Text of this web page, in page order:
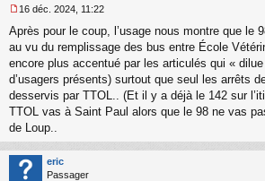
e
s
s
g
e
n
o
n
l
u
16 déc. 2024, 11:22
Après pour le coup, l’usage nous montre que le
au vu du remplissage des bus entre École
encore plus accentué par les articulés qui «
d’usagers présents) surtout que seul les arrêts
desservis par TTOL.. (Et il y a déjà le 142 sur
TTOL vas à Saint Paul alors que le 98 ne vas
de Loup..
eric
Passager